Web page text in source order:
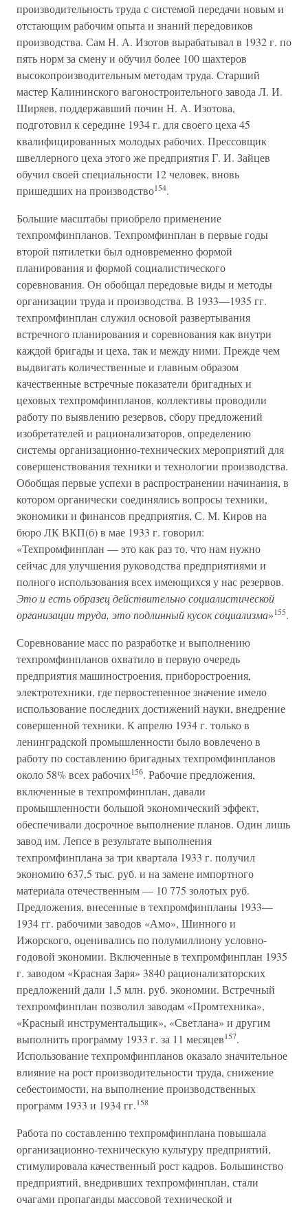
производительность труда с системой передачи новым и
отстающим рабочим опыта и знаний передовиков
производства. Сам Н. А. Изотов вырабатывал в 1932 г. по
пять норм за смену и обучил более 100 шахтеров
высокопроизводительным методам труда. Старший
мастер Калининского вагоностроительного завода Л. И.
Ширяев, поддержавший почин Н. А. Изотова,
подготовил к середине 1934 г. для своего цеха 45
квалифицированных молодых рабочих. Прессовщик
швеллерного цеха этого же предприятия Г. И. Зайцев
обучил своей специальности 12 человек, вновь
пришедших на производство154.
Большие масштабы приобрело применение
техпромфинпланов. Техпромфинплан в первые годы
второй пятилетки был одновременно формой
планирования и формой социалистического
соревнования. Он обобщал передовые виды и методы
организации труда и производства. В 1933—1935 гг.
техпромфинплан служил основой развертывания
встречного планирования и соревнования как внутри
каждой бригады и цеха, так и между ними. Прежде чем
выдвигать количественные и главным образом
качественные встречные показатели бригадных и
цеховых техпромфинпланов, коллективы проводили
работу по выявлению резервов, сбору предложений
изобретателей и рационализаторов, определению
системы организационно-технических мероприятий для
совершенствования техники и технологии производства.
Обобщая первые успехи в распространении начинания, в
котором органически соединялись вопросы техники,
экономики и финансов предприятия, С. М. Киров на
бюро ЛК ВКП(б) в мае 1933 г. говорил:
«Техпромфинплан — это как раз то, что нам нужно
сейчас для улучшения руководства предприятиями и
полного использования всех имеющихся у нас резервов.
Это и есть образец действительно социалистической
организации труда, это подлинный кусок социализма»155.
Соревнование масс по разработке и выполнению
техпромфинпланов охватило в первую очередь
предприятия машиностроения, приборостроения,
электротехники, где первостепенное значение имело
использование последних достижений науки, внедрение
совершенной техники. К апрелю 1934 г. только в
ленинградской промышленности было вовлечено в
работу по составлению бригадных техпромфинпланов
около 58% всех рабочих156. Рабочие предложения,
включенные в техпромфинплан, давали
промышленности большой экономический эффект,
обеспечивали досрочное выполнение планов. Один лишь
завод им. Лепсе в результате выполнения
техпромфинплана за три квартала 1933 г. получил
экономию 637,5 тыс. руб. и на замене импортного
материала отечественным — 10 775 золотых руб.
Предложения, внесенные в техпромфинпланы 1933—
1934 гг. рабочими заводов «Амо», Шинного и
Ижорского, оценивались по полумиллиону условно-
годовой экономии. Включенные в техпромфинплан 1935
г. заводом «Красная Заря» 3840 рационализаторских
предложений дали 1,5 млн. руб. экономии. Встречный
техпромфинплан позволил заводам «Промтехника»,
«Красный инструментальщик», «Светлана» и другим
выполнить программу 1933 г. за 11 месяцев157.
Использование техпромфинпланов оказало значительное
влияние на рост производительности труда, снижение
себестоимости, на выполнение производственных
программ 1933 и 1934 гг.158
Работа по составлению техпромфинплана повышала
организационно-техническую культуру предприятий,
стимулировала качественный рост кадров. Большинство
предприятий, внедривших техпромфинплан, стали
очагами пропаганды массовой технической и